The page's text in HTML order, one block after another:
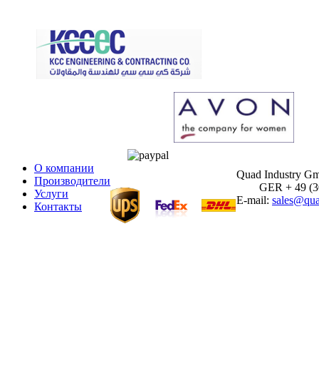
О компании
Производители
Услуги
Контакты
Quad Industry
GER + 49
E-mail: